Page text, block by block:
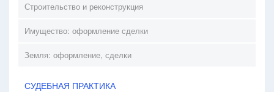
Строительство и реконструкция
Имущество: оформление сделки
Земля: оформление, сделки
СУДЕБНАЯ ПРАКТИКА